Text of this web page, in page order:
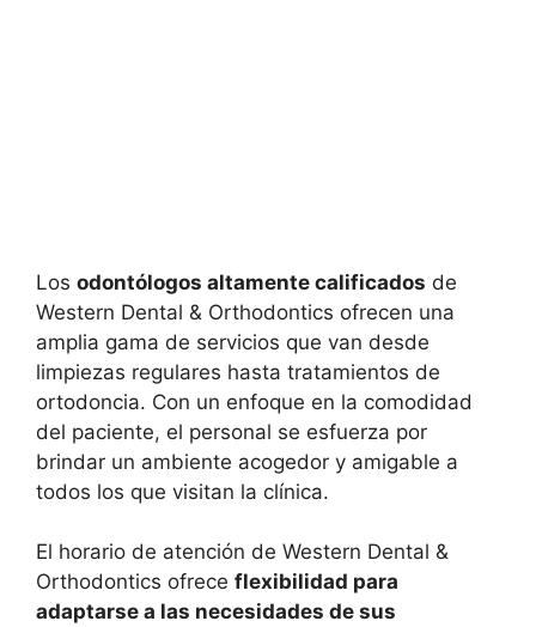
Los odontólogos altamente calificados de
Western Dental & Orthodontics ofrecen una
amplia gama de servicios que van desde
limpiezas regulares hasta tratamientos de
ortodoncia. Con un enfoque en la comodidad
del paciente, el personal se esfuerza por
brindar un ambiente acogedor y amigable a
todos los que visitan la clínica.
El horario de atención de Western Dental &
Orthodontics ofrece flexibilidad para
adaptarse a las necesidades de sus